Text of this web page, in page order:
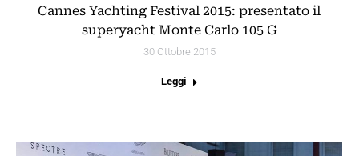
Cannes Yachting Festival 2015: presentato il
superyacht Monte Carlo 105 G
30 Ottobre 2015
Leggi